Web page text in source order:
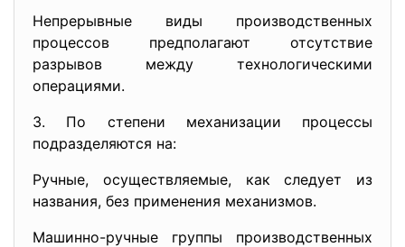
Непрерывные виды производственных
процессов предполагают отсутствие
разрывов между технологическими
операциями.
3. По степени механизации процессы
подразделяются на:
Ручные, осуществляемые, как следует из
названия, без применения механизмов.
Машинно-ручные группы производственных